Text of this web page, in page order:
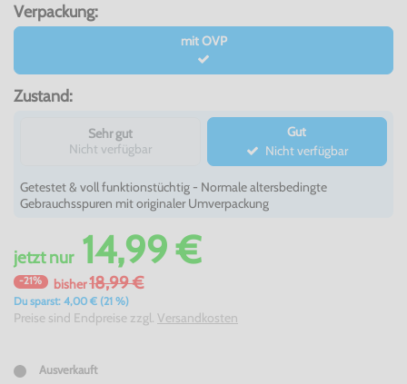
Verpackung:
mit OVP
Zustand:
Sehr gut
Nicht verfügbar
Gut
Nicht verfügbar
Getestet & voll funktionstüchtig - Normale altersbedingte
Gebrauchsspuren mit originaler Umverpackung
jetztnur14,99 €
-21% bisher18,99 €
Du sparst: 4,00 € (21 %)
Preise sind Endpreise zzgl. Versandkosten
Ausverkauft